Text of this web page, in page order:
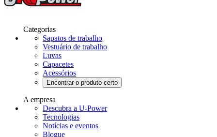
Categorias
Sapatos de trabalho
Vestuário de trabalho
Luvas
Capacetes
Acessórios
Encontrar o produto certo
A empresa
Descubra a U-Power
Tecnologias
Notícias e eventos
Blogue